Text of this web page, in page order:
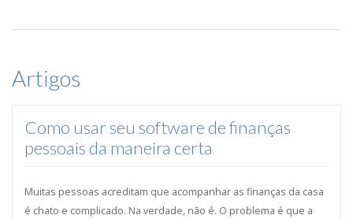
Artigos
Como usar seu software de finanças
pessoais da maneira certa
Muitas pessoas acreditam que acompanhar as finanças da casa
é chato e complicado. Na verdade, não é. O problema é que a